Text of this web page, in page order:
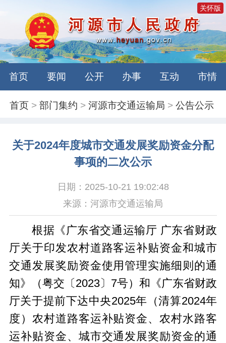
关怀版
首页 要闻 公开 办事 互动 市情
首页 >部门集约 >河源市交通运输局 >公告公示
关于2024年度城市交通发展奖励资金分配
事项的二次公示
日期：2025-10-21 19:02:48
来源：河源市交通运输局
根据《广东省交通运输厅 广东省财政
厅关于印发农村道路客运补贴资金和城市
交通发展奖励资金使用管理实施细则的通
知》（粤交〔2023〕7号）和《广东省财政
厅关于提前下达中央2025年（清算2024年
度）农村道路客运补贴资金、农村水路客
运补贴资金、城市交通发展奖励资金的通